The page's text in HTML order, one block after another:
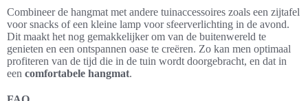
Combineer de hangmat met andere tuinaccessoires zoals een zijtafel
voor snacks of een kleine lamp voor sfeerverlichting in de avond.
Dit maakt het nog gemakkelijker om van de buitenwereld te
genieten en een ontspannen oase te creëren. Zo kan men optimaal
profiteren van de tijd die in de tuin wordt doorgebracht, en dat in
een comfortabele hangmat.